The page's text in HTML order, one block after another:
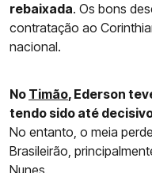
rebaixada. Os bons
contratação ao
nacional.
No Timão, Ederson
tendo sido até
No entanto, o meia
Brasileirão,